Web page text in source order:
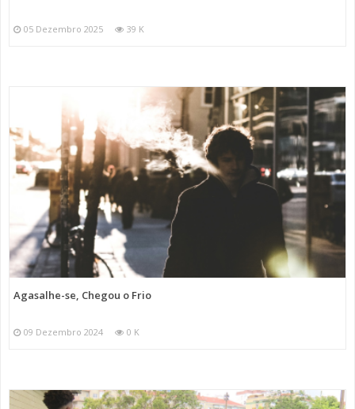
05 Dezembro 2025 39 K
Agasalhe-se, Chegou o Frio
09 Dezembro 2024 0 K